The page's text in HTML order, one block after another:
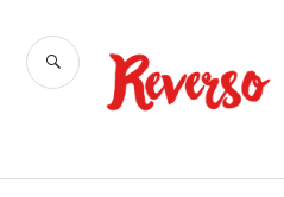
para
conteúdo
BUSCA